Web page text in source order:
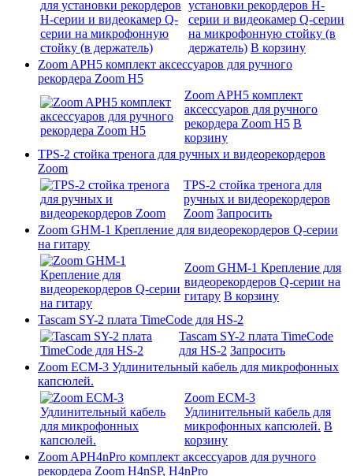
установки рекордеров H-
серии и видеокамер Q-серии
на микрофонную стойку (в
держатель) В корзину
Zoom APH5 комплект аксессуаров для ручного
рекордера Zoom H5
Zoom APH5 комплект
аксессуаров для ручного
рекордера Zoom H5 В
корзину
TPS-2 стойка тренога для ручных и видеорекордеров
Zoom
TPS-2 стойка тренога для
ручных и видеорекордеров
Zoom Запросить
Zoom GHM-1 Крепление для видеорекордеров Q-серии
на гитару
Zoom GHM-1 Крепление для
видеорекордеров Q-серии на
гитару В корзину
Tascam SY-2 плата TimeCode для HS-2
Tascam SY-2 плата TimeCode
для HS-2 Запросить
Zoom ECM-3 Удлинительный кабель для микрофонных
капсюлей.
Zoom ECM-3
Удлинительный кабель для
микрофонных капсюлей. В
корзину
Zoom APH4nPro комплект аксессуаров для ручного
рекордера Zoom H4nSP, H4nPro